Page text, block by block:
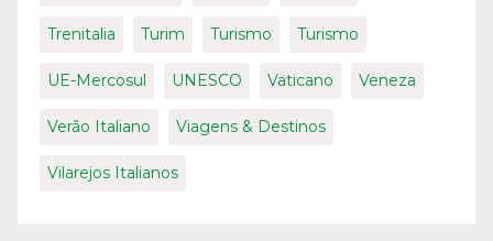
Trenitalia Turim Turismo Turismo
UE-Mercosul UNESCO Vaticano Veneza
Verão Italiano Viagens & Destinos
Vilarejos Italianos